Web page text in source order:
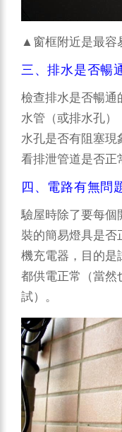
▲窗框附近是最容
三、排水是否暢
檢查排水是否暢通
水管（或排水孔）
水孔是否有阻塞現
看排泄管道是否正
四、電路有無問
驗屋時除了要每個
裝的簡易燈具是否
機充電器，目的是
都供電正常（當然
試）。